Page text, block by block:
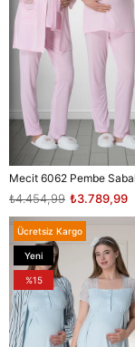
₺3.789,99
₺4.454,99
Ücretsiz Kargo
Yeni
Ürün
%15